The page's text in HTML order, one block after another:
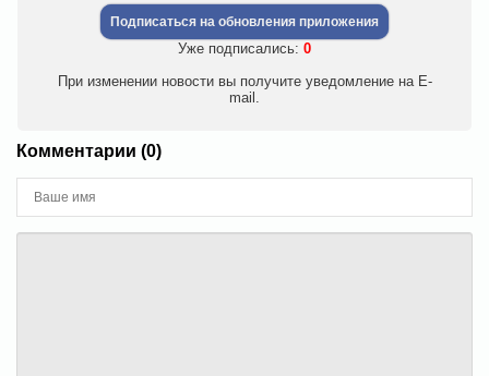
Подписаться на обновления приложения
Уже подписались: 0
При изменении новости вы получите уведомление на E-
mail.
Комментарии (0)